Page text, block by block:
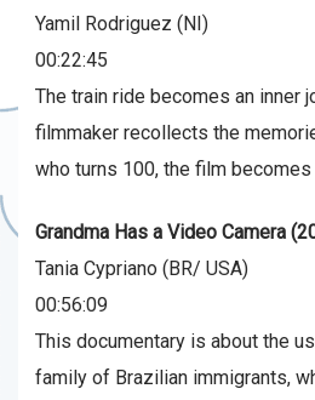
Yamil Rodriguez (NI)
00:22:45
The train ride becomes an inner
filmmaker recollects the
who turns 100, the film becomes
Grandma Has a Video Camera
Tania Cypriano (BR/ USA)
00:56:09
This documentary is about the
family of Brazilian immigrants,